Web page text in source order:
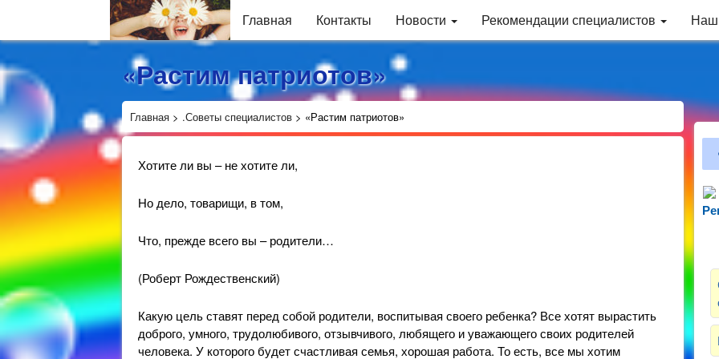
Главная Контакты Новости Рекомендации специалистов
«Растим патриотов»
Главная > .Советы специалистов > «Растим патриотов»
Хотите ли вы – не хотите ли,
Но дело, товарищи, в том,
Что, прежде всего вы – родители…
(Роберт Рождественский)
Какую цель ставят перед собой родители, воспитывая своего ребенка? Все хотят вырастить
доброго, умного, трудолюбивого, отзывчивого, любящего и уважающего своих родителей
человека. У которого будет счастливая семья, хорошая работа. То есть, все мы хотим